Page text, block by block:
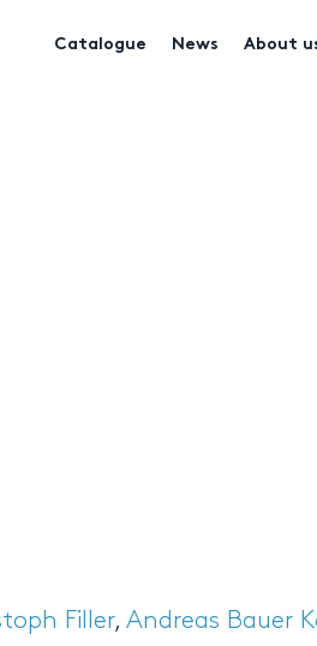
Catalogue News About
Filler, Andreas Bauer